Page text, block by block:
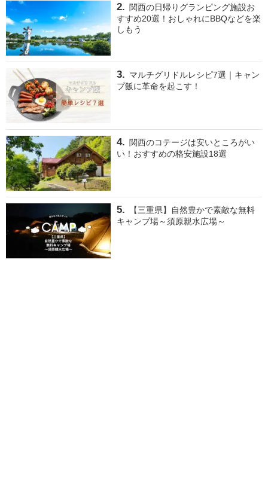
関西の日帰りグランピング施設お
すすめ20選！おしゃれにBBQなどを楽
しもう
マルチグリドルレシピ7選｜キャン
プ飯に革命を起こす！
関西のコテージは安いところがい
い！おすすめの格安施設18選
【三重県】自然豊かで素敵な無料
キャンプ場～須原親水広場～